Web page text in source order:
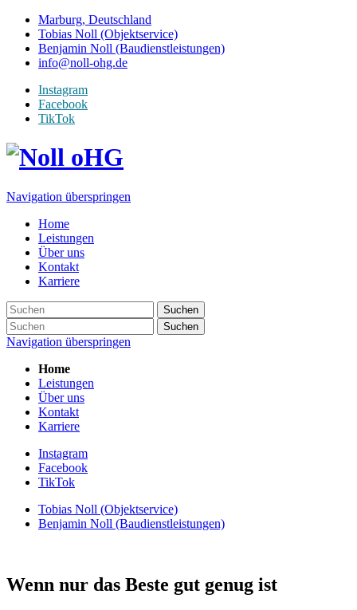
Marburg, Deutschland
Tobias Noll (Objektservice)
Benjamin Noll (Baudienstleistungen)
info@noll-ohg.de
Instagram
Facebook
TikTok
Navigation überspringen
Home
Leistungen
Über uns
Kontakt
Karriere
Suchen
Suchen
Navigation überspringen
Home
Leistungen
Über uns
Kontakt
Karriere
Instagram
Facebook
TikTok
Tobias Noll (Objektservice)
Benjamin Noll (Baudienstleistungen)
Wenn nur das Beste gut genug ist